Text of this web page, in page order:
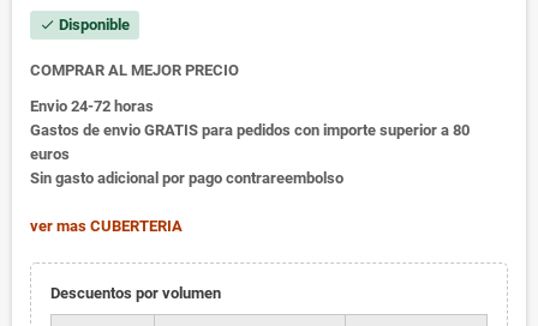
check Disponible
COMPRAR AL MEJOR PRECIO
Envio 24-72 horas
Gastos de envio GRATIS para pedidos con importe superior a 80
euros
Sin gasto adicional por pago contrareembolso
ver mas CUBERTERIA
Descuentos por volumen